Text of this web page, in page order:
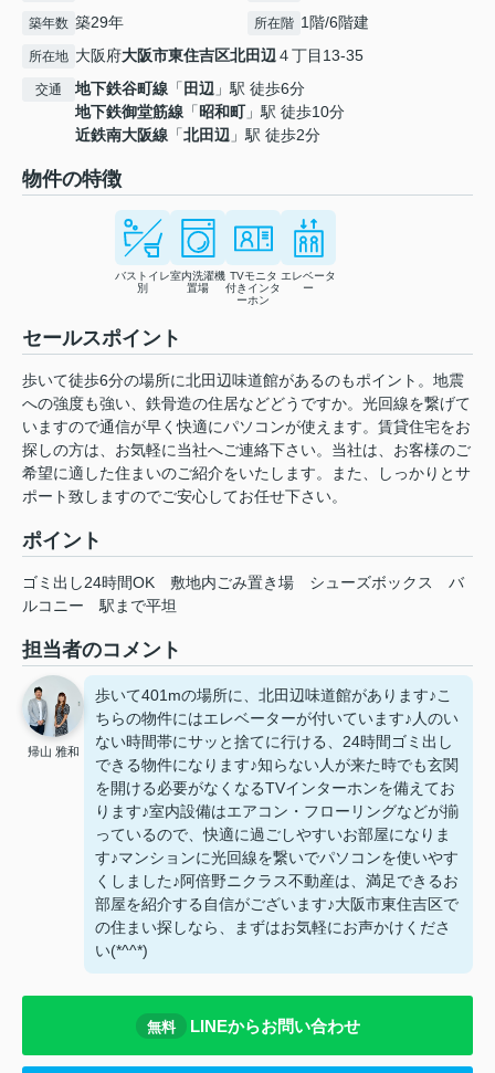
築年数 築29年 所在階 1階/6階建
所在地 大阪府大阪市東住吉区北田辺４丁目13-35
交通 地下鉄谷町線 「 田辺 」駅 徒歩6分
地下鉄御堂筋線 「昭和町」駅 徒歩10分
近鉄南大阪線 「北田辺 」駅 徒歩2分
物件の特徴
バストイレ
別
室内洗濯機
置場
TVモニタ
付きインタ
ーホン
エレベータ
ー
セールスポイント
歩いて徒歩6分の場所に北田辺味道館があるのもポイント。地震
への強度も強い、鉄骨造の住居などどうですか。光回線を繋げて
いますので通信が早く快適にパソコンが使えます。賃貸住宅をお
探しの方は、お気軽に当社へご連絡下さい。当社は、お客様のご
希望に適した住まいのご紹介をいたします。また、しっかりとサ
ポート致しますのでご安心してお任せ下さい。
ポイント
ゴミ出し24時間OK 敷地内ごみ置き場 シューズボックス
バ
ルコニー
駅まで平坦
担当者のコメント
帰山 雅和
歩いて401mの場所に、北田辺味道館があります♪こ
ちらの物件にはエレベーターが付いています♪人のい
ない時間帯にサッと捨てに行ける、24時間ゴミ出し
できる物件になります♪知らない人が来た時でも玄関
を開ける必要がなくなるTVインターホンを備えてお
ります♪室内設備はエアコン・フローリングなどが揃
っているので、快適に過ごしやすいお部屋になりま
す♪マンションに光回線を繋いでパソコンを使いやす
くしました♪阿倍野ニクラス不動産は、満足できるお
部屋を紹介する自信がございます♪大阪市東住吉区で
の住まい探しなら、まずはお気軽にお声かけくださ
い(*^^*)
無料 LINEからお問い合わせ